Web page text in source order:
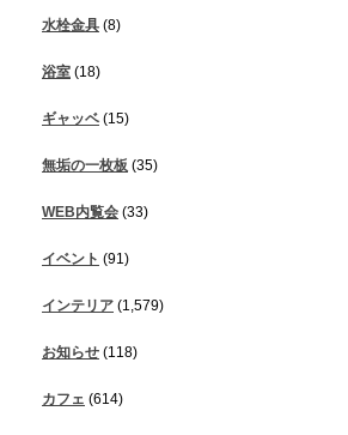
水栓金具 (8)
浴室 (18)
ギャッベ (15)
無垢の一枚板 (35)
WEB内覧会 (33)
イベント (91)
インテリア (1,579)
お知らせ (118)
カフェ (614)